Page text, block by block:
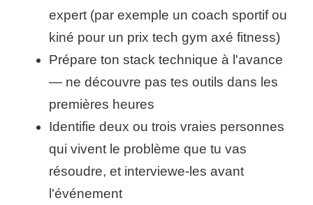
expert (par exemple un coach sportif ou
kiné pour un prix tech gym axé fitness)
Prépare ton stack technique à l'avance
— ne découvre pas tes outils dans les
premières heures
Identifie deux ou trois vraies personnes
qui vivent le problème que tu vas
résoudre, et interviewe-les avant
l'événement